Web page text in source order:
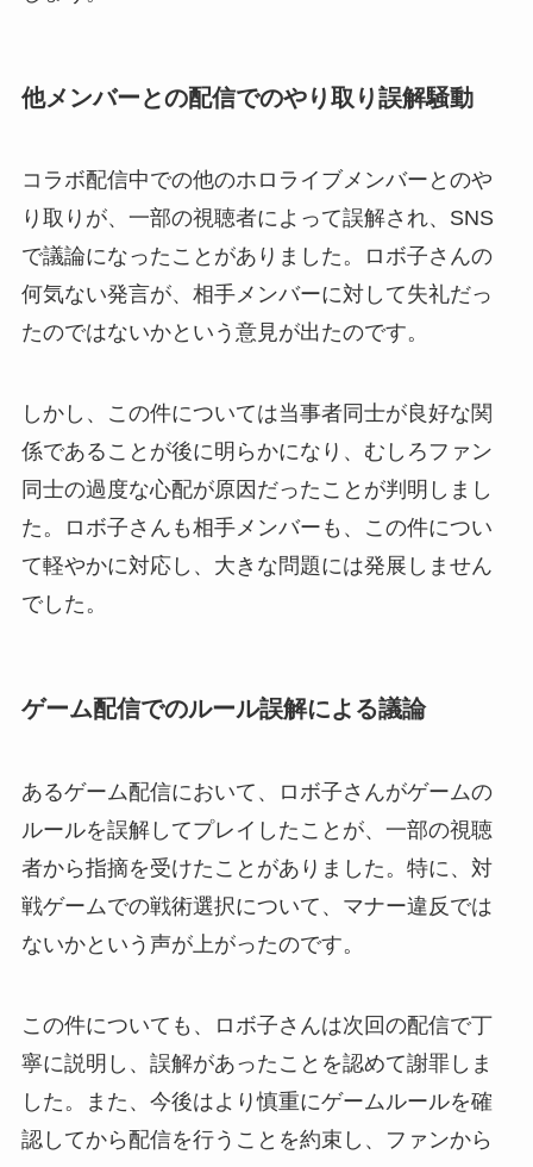
他メンバーとの配信でのやり取り誤解騒動
コラボ配信中での他のホロライブメンバーとのや
り取りが、一部の視聴者によって誤解され、SNS
で議論になったことがありました。ロボ子さんの
何気ない発言が、相手メンバーに対して失礼だっ
たのではないかという意見が出たのです。
しかし、この件については当事者同士が良好な関
係であることが後に明らかになり、むしろファン
同士の過度な心配が原因だったことが判明しまし
た。ロボ子さんも相手メンバーも、この件につい
て軽やかに対応し、大きな問題には発展しません
でした。
ゲーム配信でのルール誤解による議論
あるゲーム配信において、ロボ子さんがゲームの
ルールを誤解してプレイしたことが、一部の視聴
者から指摘を受けたことがありました。特に、対
戦ゲームでの戦術選択について、マナー違反では
ないかという声が上がったのです。
この件についても、ロボ子さんは次回の配信で丁
寧に説明し、誤解があったことを認めて謝罪しま
した。また、今後はより慎重にゲームルールを確
認してから配信を行うことを約束し、ファンから